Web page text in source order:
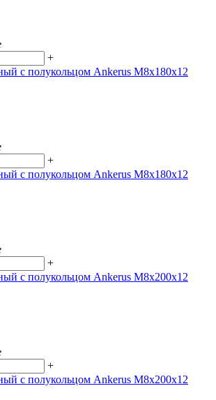
+
с полукольцом Ankerus М8х180х12
+
с полукольцом Ankerus М8х180х12
+
с полукольцом Ankerus М8х200х12
+
с полукольцом Ankerus М8х200х12